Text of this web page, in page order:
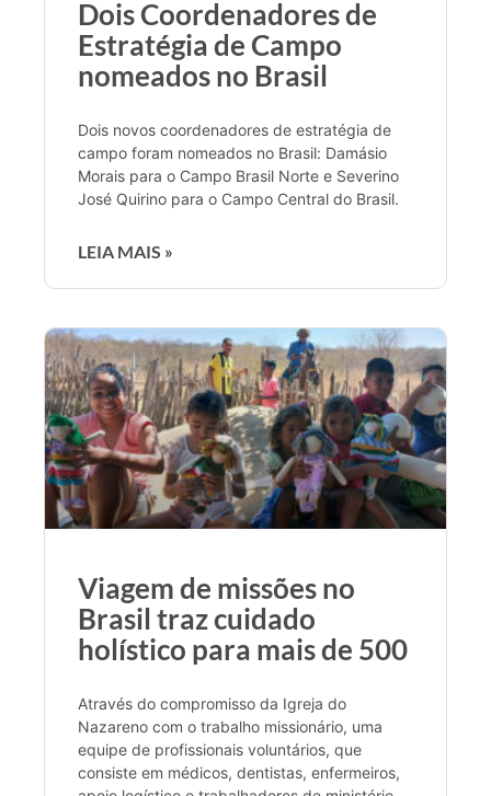
Dois Coordenadores de
Estratégia de Campo
nomeados no Brasil
Dois novos coordenadores de estratégia de
campo foram nomeados no Brasil: Damásio
Morais para o Campo Brasil Norte e Severino
José Quirino para o Campo Central do Brasil.
LEIA MAIS »
Viagem de missões no
Brasil traz cuidado
holístico para mais de 500
Através do compromisso da Igreja do
Nazareno com o trabalho missionário, uma
equipe de profissionais voluntários, que
consiste em médicos, dentistas, enfermeiros,